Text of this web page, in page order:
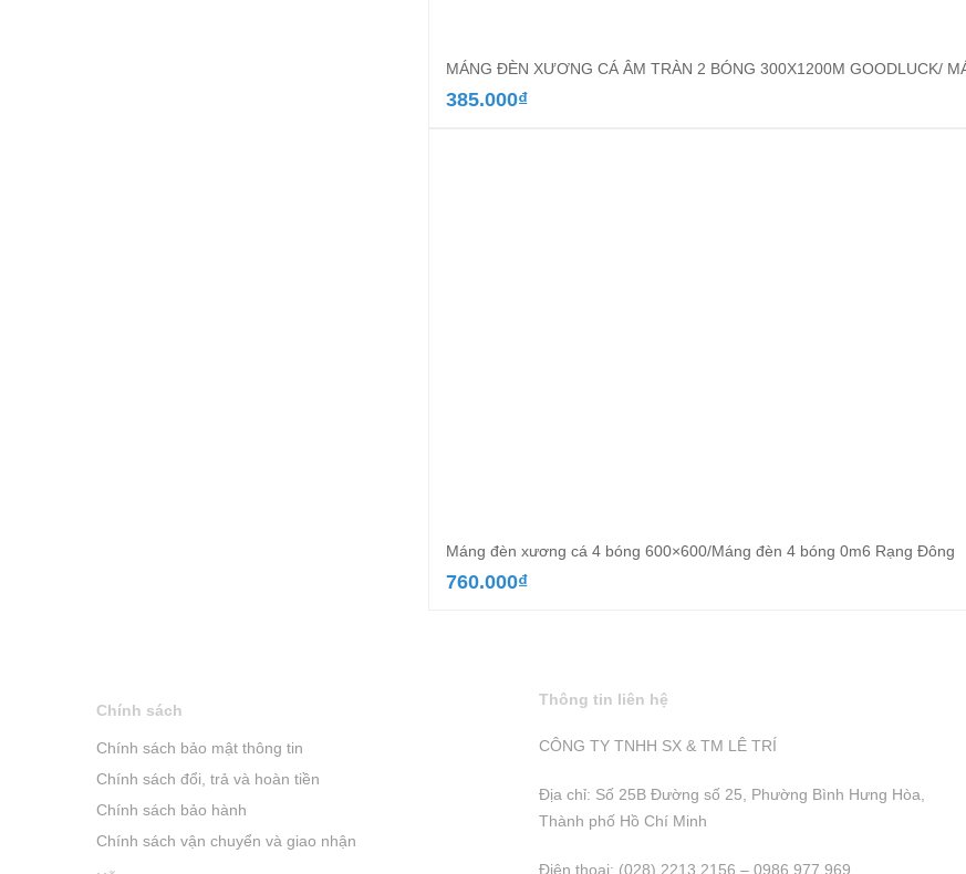
MÁNG ĐÈN XƯƠNG CÁ ÂM TRÀN 2 BÓNG 300X1200M GOODLUCK/
385.000₫
Máng đèn xương cá 4 bóng 600×600/Máng đèn 4 bóng 0m6 Rạng Đông
760.000₫
Chính sách
Chính sách bảo mật thông tin
Chính sách đổi, trả và hoàn tiền
Chính sách bảo hành
Chính sách vận chuyển và giao nhận
Thông tin liên hệ
CÔNG TY TNHH SX & TM LÊ TRÍ
Địa chỉ: Số 25B Đường số 25, Phường Bình Hưng Hòa,
Thành phố Hồ Chí Minh
Điện thoại: (028) 2213 2156 – 0986 977 969